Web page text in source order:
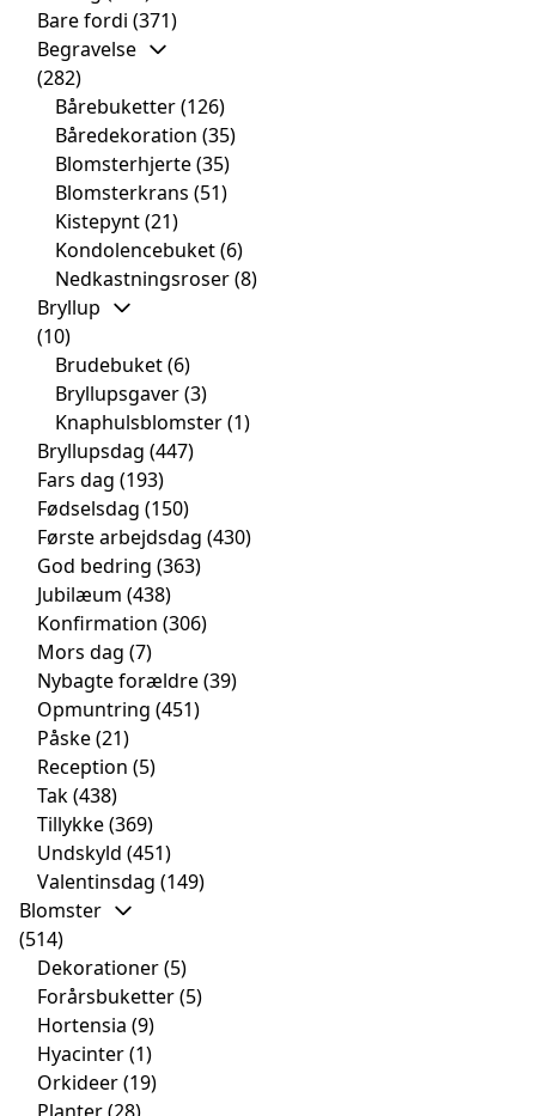
Bare fordi (371)
Begravelse
(282)
Bårebuketter(126)
Båredekoration (35)
Blomsterhjerte(35)
Blomsterkrans (51)
Kistepynt(21)
Kondolencebuket(6)
Nedkastningsroser(8)
Bryllup
(10)
Brudebuket(6)
Bryllupsgaver(3)
Knaphulsblomster(1)
Bryllupsdag (447)
Fars dag (193)
Fødselsdag (150)
Første arbejdsdag (430)
God bedring (363)
Jubilæum (438)
Konfirmation (306)
Mors dag (7)
Nybagte forældre(39)
Opmuntring (451)
Påske(21)
Reception (5)
Tak(438)
Tillykke(369)
Undskyld (451)
Valentinsdag (149)
Blomster
(514)
Dekorationer(5)
Forårsbuketter(5)
Hortensia (9)
Hyacinter(1)
Orkideer(19)